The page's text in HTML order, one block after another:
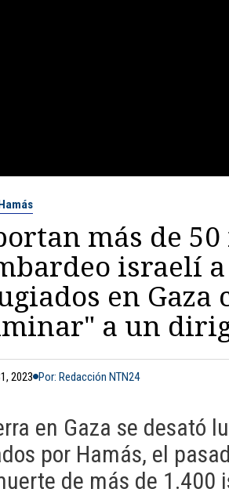
más de
israelí
en Gaza
a un
2023 Por: Redacción NTN24
en Gaza se desató
por Hamás, el
de más de 1.400